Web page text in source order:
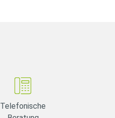
Telefonische